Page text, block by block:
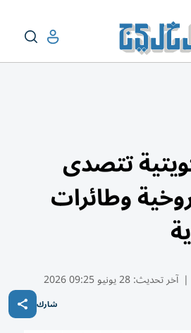
تتصدى
وطائرات
| آخر تحديث:28 يونيو 09:25 2026
شارك